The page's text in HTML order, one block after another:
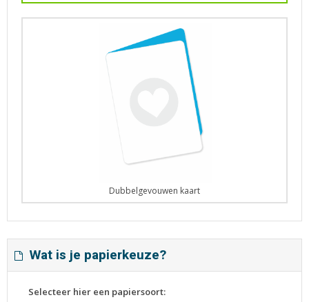
Dubbelgevouwen kaart
Wat is je papierkeuze?
Selecteer hier een papiersoort: